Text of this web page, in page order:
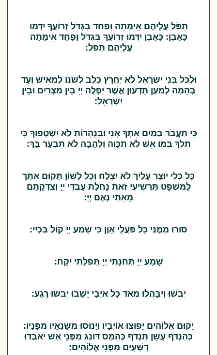
תִּפֹּל עֲלֵיהֶם אֵימָתָה וָפַחַד בִּגְדֹל זְרוֹעֲךָ יִדְּמוּ
כָּאָבֶן: כָּאָבֶן יִדְּמוּ זְרוֹעֲךָ בִּגְדֹל וָפַחַד אֵימָתָה
עֲלֵיהֶם תִּפֹּל:
וּלְכֹל בְּנֵי יִשְׂרָאֵל לֹא יֶחֱרַץ כֶּלֶב לְשֹׁנוֹ לְמֵאִישׁ וְעַד
בְּהֵמָה לְמַעַן תֵּדְעוּן אֲשֶׁר יַפְלֶה יְיָ בֵּין מִצְרַיִם וּבֵין
יִשְׂרָאֵל:
כִּי תַעֲבֹר בַּמַּיִם אִתְּךָ אָנִי וּבַנְּהָרוֹת לֹא יִשְׁטְפוּךָ כִּי
תֵלֵךְ בְּמוֹ אֵשׁ לֹא תִכָּוֶה וְלֶהָבָה לֹא תִבְעַר בָּךְ:
כָּל כְּלִי יוּצַר עָלַיִךְ לֹא יִצְלָח וְכָל לָשׁוֹן תָּקוּם אִתָּךְ
לַמִּשְׁפָּט תַּרְשִׁיעִי זֹאת נַחֲלַת עַבְדֵי יְיָ וְצִדְקָתָם
מֵאִתִּי נְאֻם יְיָ:
סוּרוּ מִמֶּנִּי כָּל פֹּעֲלֵי אָוֶן כִּי שָׁמַע יְיָ קוֹל בִּכְיִי:
שָׁמַע יְיָ תְּחִנָּתִי יְיָ תְּפִלָּתִי יִקָּח:
יֵבֹשׁוּ וְיִבָּהֲלוּ מְאֹד כָּל אֹיְבָי יָשֻׁבוּ יֵבֹשׁוּ רָגַע:
יָקוּם אֱלוֹהִים יָפוּצוּ אוֹיְבָיו וְיָנוּסוּ מְשַׂנְאָיו מִפָּנָיו:
כְּהִנְדֹּף עָשָׁן תִּנְדֹּף כְּהִמֵּס דּוֹנַג מִפְּנֵי אֵשׁ יֹאבְדוּ
רְשָׁעִים מִפְּנֵי אֱלוֹהִים: